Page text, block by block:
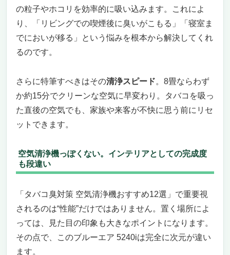
の粒子やホコリを効率的に吸い込みます。これによ
り、「リビングでの喫煙後に臭いがこもる」「寝室ま
でにおいが移る」という悩みを根本から解決してくれ
るのです。
さらに特筆すべきはその清浄スピード。8畳ならわず
か約15分でクリーンな空気に早変わり。タバコを吸っ
た直後の空気でも、家族や来客が不快に思う前にリセ
ットできます。
空気清浄機っぽくない。インテリアとしての完成度
も段違い
「タバコ臭対策 空気清浄機おすすめ12選」で重要視
されるのは“性能”だけではありません。置く場所によ
っては、見た目の印象も大きなポイントになります。
その点で、このブルーエア 5240iは完全に次元が違い
ます。